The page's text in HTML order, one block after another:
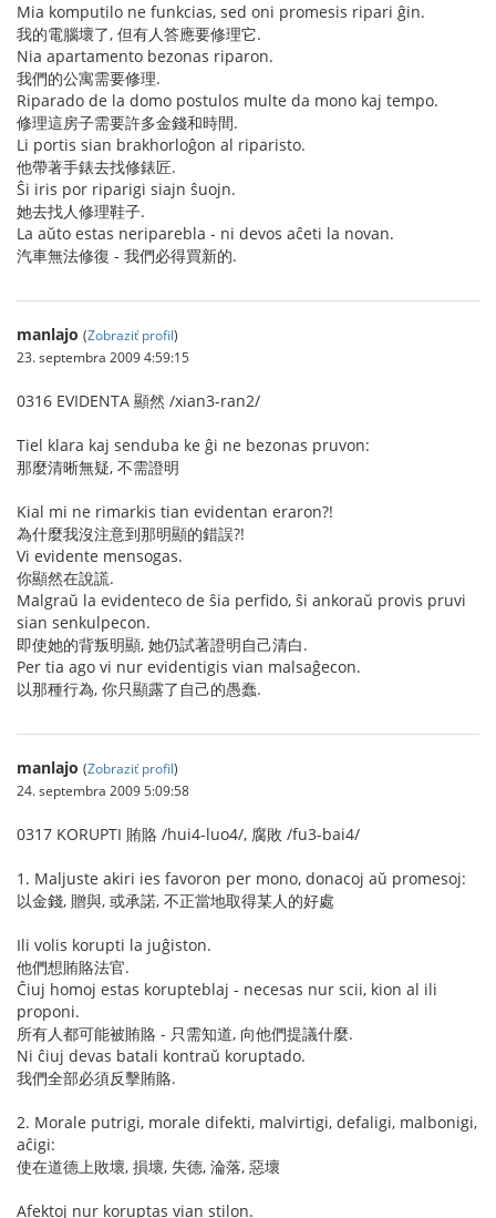
Mia komputilo ne funkcias, sed oni promesis ripari ĝin.
我的電腦壞了, 但有人答應要修理它.
Nia apartamento bezonas riparon.
我們的公寓需要修理.
Riparado de la domo postulos multe da mono kaj tempo.
修理這房子需要許多金錢和時間.
Li portis sian brakhorloĝon al riparisto.
他帶著手錶去找修錶匠.
Ŝi iris por riparigi siajn ŝuojn.
她去找人修理鞋子.
La aŭto estas neriparebla - ni devos aĉeti la novan.
汽車無法修復 - 我們必得買新的.
manlajo (Zobraziť profil)
23. septembra 2009 4:59:15
0316 EVIDENTA 顯然 /xian3-ran2/
Tiel klara kaj senduba ke ĝi ne bezonas pruvon:
那麼清晰無疑, 不需證明
Kial mi ne rimarkis tian evidentan eraron?!
為什麼我沒注意到那明顯的錯誤?!
Vi evidente mensogas.
你顯然在說謊.
Malgraŭ la evidenteco de ŝia perfido, ŝi ankoraŭ provis pruvi
sian senkulpecon.
即使她的背叛明顯, 她仍試著證明自己清白.
Per tia ago vi nur evidentigis vian malsaĝecon.
以那種行為, 你只顯露了自己的愚蠢.
manlajo (Zobraziť profil)
24. septembra 2009 5:09:58
0317 KORUPTI 賄賂 /hui4-luo4/, 腐敗 /fu3-bai4/
1. Maljuste akiri ies favoron per mono, donacoj aŭ promesoj:
以金錢, 贈與, 或承諾, 不正當地取得某人的好處
Ili volis korupti la juĝiston.
他們想賄賂法官.
Ĉiuj homoj estas korupteblaj - necesas nur scii, kion al ili
proponi.
所有人都可能被賄賂 - 只需知道, 向他們提議什麼.
Ni ĉiuj devas batali kontraŭ koruptado.
我們全部必須反擊賄賂.
2. Morale putrigi, morale difekti, malvirtigi, defaligi, malbonigi,
aĉigi:
使在道德上敗壞, 損壞, 失德, 淪落, 惡壞
Afektoj nur koruptas vian stilon.